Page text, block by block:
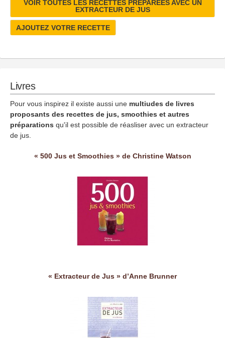
VOIR TOUTES LES RECETTES PRÉPARÉES AVEC UN
EXTRACTEUR DE JUS
AJOUTEZ VOTRE RECETTE
Livres
Pour vous inspirez il existe aussi une multiudes de livres
proposants des recettes de jus, smoothies et autres
préparations qu'il est possible de réasliser avec un extracteur
de jus.
« 500 Jus et Smoothies » de Christine Watson
« Extracteur de Jus » d’Anne Brunner